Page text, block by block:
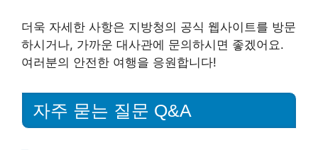
더욱 자세한 사항은 지방청의 공식 웹사이트를 방문
하시거나, 가까운 대사관에 문의하시면 좋겠어요.
여러분의 안전한 여행을 응원합니다!
자주 묻는 질문 Q&A